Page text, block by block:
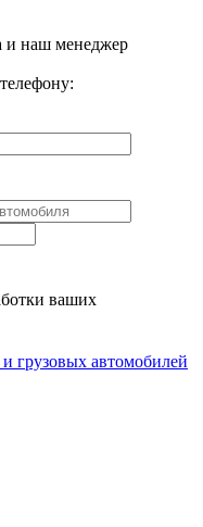
и наш менеджер
ваших
грузовых автомобилей